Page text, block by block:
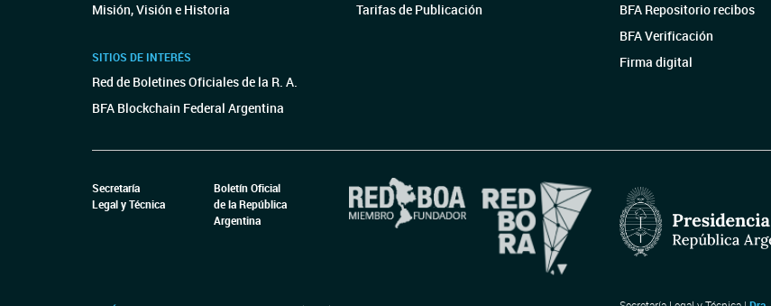
Misión, Visión e Historia
SITIOS DE INTERÉS
Red de Boletines Oficiales de la R. A.
BFA Blockchain Federal Argentina
Tarifas de Publicación
BFA Repositorio recibos
BFA Verificación
Firma digital
Secretaría
Legal y Técnica
Boletín Oficial
de la República
Argentina